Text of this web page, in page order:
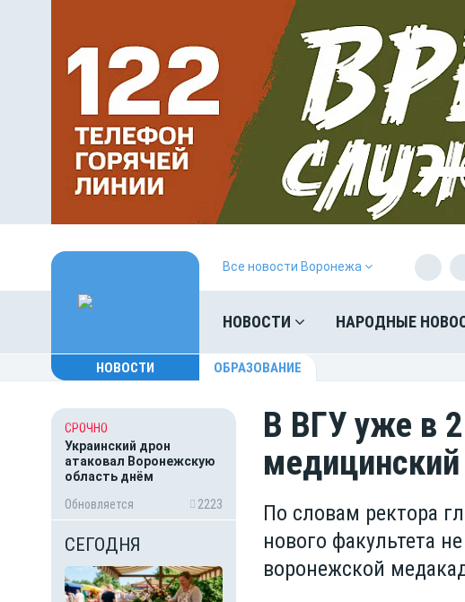
Все новости Воронежа
НОВОСТИ НАРОДНЫЕ
НОВОСТИ OБРАЗОВАНИЕ
СРОЧНО
Украинский дрон
атаковал Воронежскую
область днём
Обновляется
2223
СЕГОДНЯ
В ВГУ уже в
По словам ректора
нового факультета
воронежской